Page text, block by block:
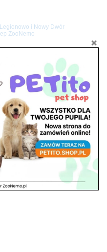
i Nowy Dwór
ZooNemo
arcydzieło: Najpiękniejsze
ZooNemo – Legionowo i
o komfort swojego pupila
ZooNemo
Sklep Zoologiczny
Twojego Pupila | ZooNemo